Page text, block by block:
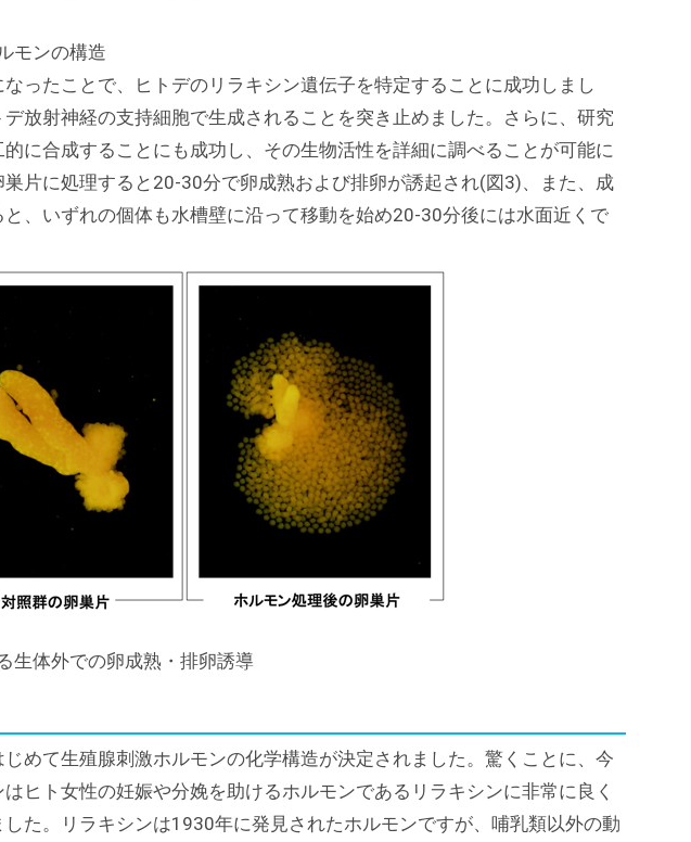
モンの構造
ったことで、ヒトデのリラキシン遺伝子を特定することに成功しまし
放射神経の支持細胞で生成されることを突き止めました。さらに、研究
に合成することにも成功し、その生物活性を詳細に調べることが可能に
片に処理すると20-30分で卵成熟および排卵が誘起され(図3)、また、成
、いずれの個体も水槽壁に沿って移動を始め20-30分後には水面近くで
生体外での卵成熟・排卵誘導
めて生殖腺刺激ホルモンの化学構造が決定されました。驚くことに、今
ヒト女性の妊娠や分娩を助けるホルモンであるリラキシンに非常に良く
た。リラキシンは1930年に発見されたホルモンですが、哺乳類以外の動